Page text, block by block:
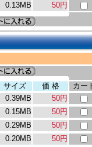
0.13MB 50円
サイズ 価 格
カー
0.39MB
50円
0.15MB
50円
0.29MB
50円
0.20MB
50円